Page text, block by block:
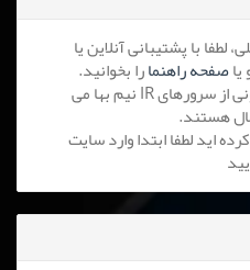
صفحه راهنمارا بخوانید.
2-مصرف اینترنت برای خرید قانونی از سرورهای IR نیم بها می
هستند.
اید لطفا ابتدا وارد سایت